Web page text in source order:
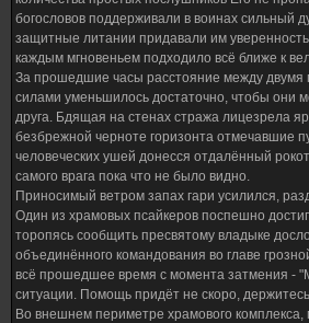
богословов поддерживали в воинах сильный
защитные литании придавали им
каждым мгновеньем подходило всё ближе к
За прошедшие часы расстояние между двумя
силами уменьшилось достаточно, чтобы они
друга. Бдящая на стенах стража лицезрела
безбрежной черноте горизонта отмечавшие
человеческих ушей донесся отдалённый
самого врага пока что не было видно.
Приносимый ветром запах гари усилился,
Один из храмовых псайкеров поспешно
торопясь сообщить пресвятому владыке
объединённого командования во главе
всё прошедшее время с момента затмения -
ситуации. Помощь придёт не скоро,
Во внешнем периметре храмового